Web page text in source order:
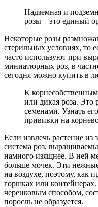
Надземная и
розы – это единый
Некоторые розы
стерильных условиях, то
часто используют при
миниатюрных роз, в
сегодня можно купить в
К
или дикая роза. Это
семенами. Узнать
прививки на
Если извлечь растение из
система роз,
намного изящнее. В ней
больше мочек. Эти
на воздухе, поэтому, как
горшках или
черенковым способом,
поросль не образуется.